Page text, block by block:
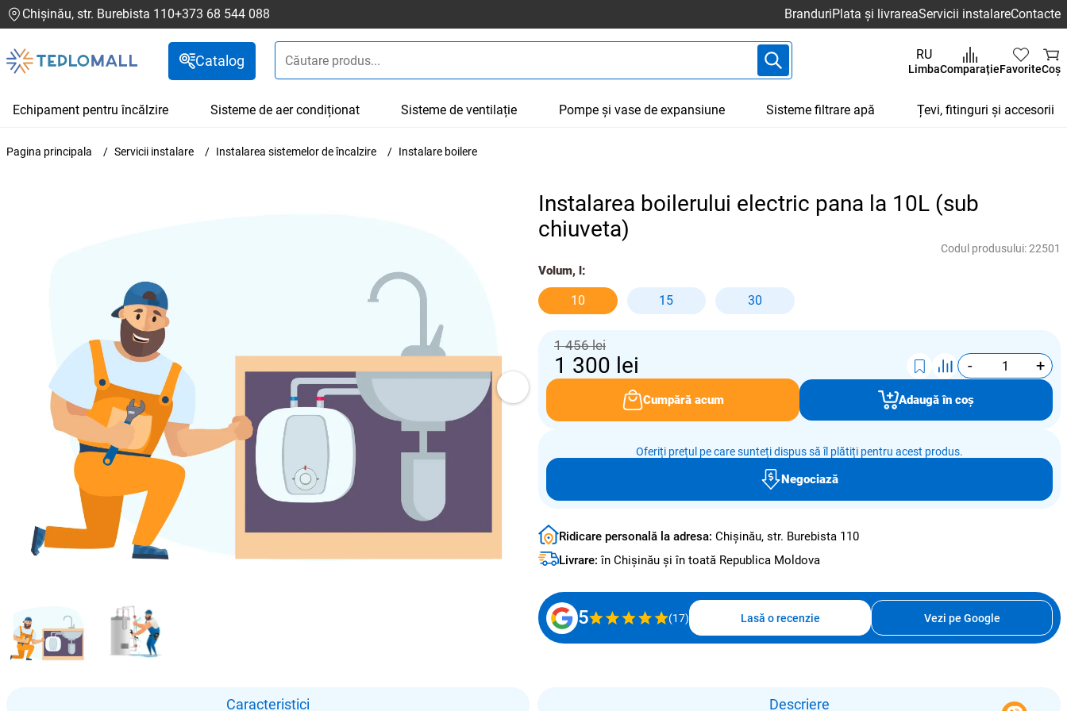
Chișinău, str. Burebista 110+373 68 544 088 BranduriPlata și livrareaServicii instalareContacte
Catalog RU
LimbaComparațieFavoriteCoș
Echipament pentru încălzire Sisteme de aer condiționat Sisteme de ventilație Pompe și vase de expansiune Sisteme filtrare apă Țevi, fitinguri și accesorii
Pagina principala Servicii instalare Instalarea sistemelor de încalzire Instalare boilere
Instalarea boilerului electric pana la 10L (sub
chiuveta)
Codul produsului:22501
Volum, l:
10 15 30
1 456 lei
1 300 lei - +
Cumpără acum Adaugă în coș
Oferiți prețul pe care sunteți dispus să îl plătiți pentru acest produs.
Negociază
Ridicare personală la adresa: Chișinău, str. Burebista 110
Livrare:în Chișinău și în toată Republica Moldova
5 (17) Lasă o recenzie Vezi pe Google
Caracteristici Descriere